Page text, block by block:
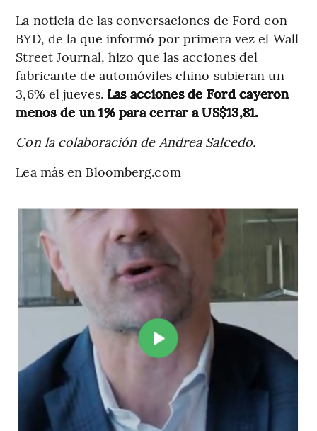
La noticia de las conversaciones de Ford con
BYD, de la que informó por primera vez el Wall
Street Journal, hizo que las acciones del
fabricante de automóviles chino subieran un
3,6% el jueves. Las acciones de Ford cayeron
menos de un 1% para cerrar a US$13,81.
Con la colaboración de Andrea Salcedo.
Lea más en Bloomberg.com